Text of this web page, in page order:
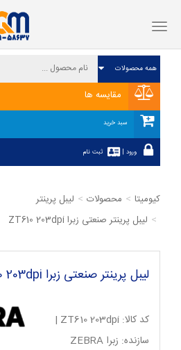
مقایسه ها
سبد خرید
ورود | ثبت نام
فهرست
کیومیتا محصولات
لیبل پرینتر
لیبل پرینتر صنعتی زبرا ZT610 203dpi
لیبل پرینتر صنعتی زبرا ZT610 203dpi
کد کالا: ZT610 203dpi
|
سازنده: زبرا ZEBRA